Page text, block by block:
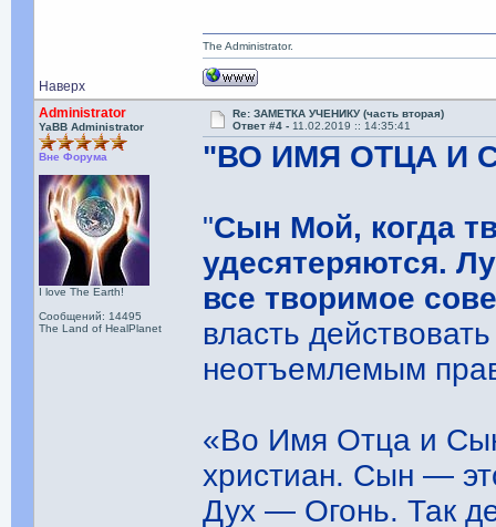
Наверх
The Administrator.
Administrator
YaBB Administrator
Вне Форума
I love The Earth!
Сообщений: 14495
The Land of HealPlanet
Re: ЗАМЕТКА УЧЕНИКУ (часть вторая)
Ответ #4 - 11.02.2019 :: 14:35:41
"ВО ИМЯ ОТЦА И
"Сын Мой, когда
удесятеряются.
все творимое
власть
неотъемлемым
«Во Имя Отца и
христиан. Сын ―
Дух ― Огонь. Так